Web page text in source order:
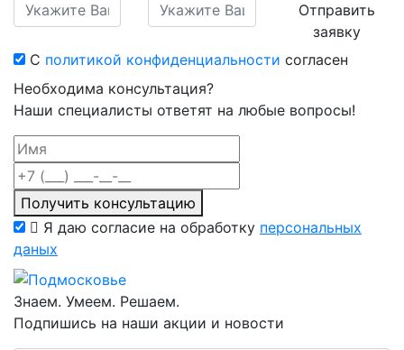
Отправить
заявку
С политикой конфиденциальности согласен
Необходима консультация?
Наши специалисты ответят на любые вопросы!
Получить консультацию
Я даю согласие на обработку персональных
даных
Знаем. Умеем. Решаем.
Подпишись на наши акции и новости